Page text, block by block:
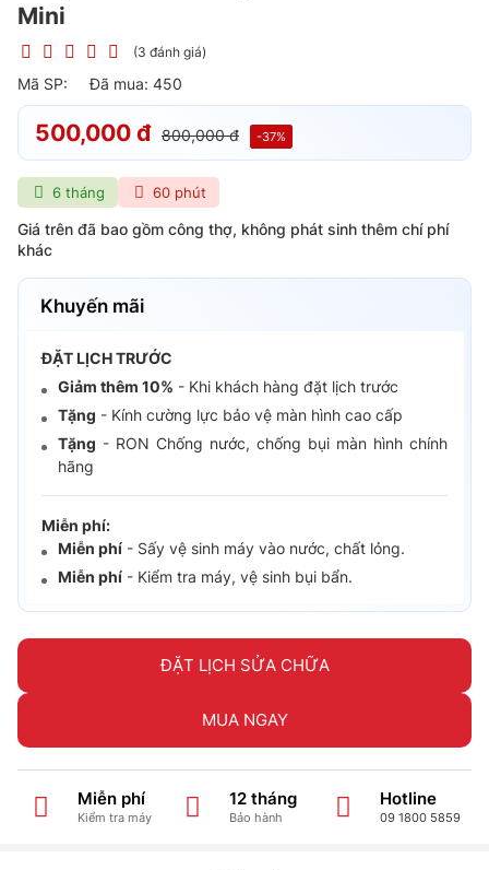
Mini
(3 đánh giá)
Mã SP: Đã mua: 450
500,000 đ 800,000 đ -37%
6 tháng 60 phút
Giá trên đã bao gồm công thợ, không phát sinh thêm chí phí
khác
Khuyến mãi
ĐẶT LỊCH TRƯỚC
Giảm thêm 10% - Khi khách hàng đặt lịch trước
Tặng - Kính cường lực bảo vệ màn hình cao cấp
Tặng - RON Chống nước, chống bụi màn hình chính
hãng
Miễn phí:
Miễn phí - Sấy vệ sinh máy vào nước, chất lỏng.
Miễn phí - Kiểm tra máy, vệ sinh bụi bẩn.
ĐẶT LỊCH SỬA CHỮA
MUA NGAY
Miễn phí
Kiểm tra máy
12 tháng
Bảo hành
Hotline
09 1800 5859